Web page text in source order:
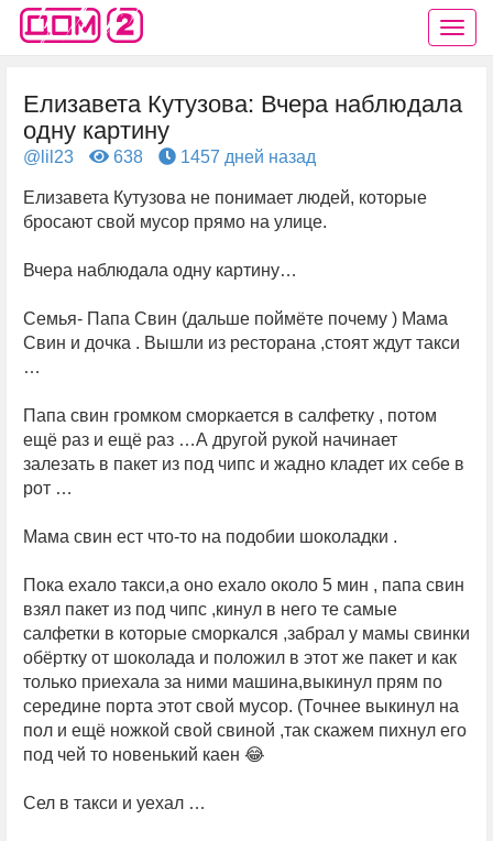
Елизавета Кутузова: Вчера наблюдала
одну картину
@lil23 638 1457 дней назад
Елизавета Кутузова не понимает людей, которые
бросают свой мусор прямо на улице.
Вчера наблюдала одну картину…
Семья- Папа Свин (дальше поймёте почему ) Мама
Свин и дочка . Вышли из ресторана ,стоят ждут такси
…
Папа свин громком сморкается в салфетку , потом
ещё раз и ещё раз …А другой рукой начинает
залезать в пакет из под чипс и жадно кладет их себе в
рот …
Мама свин ест что-то на подобии шоколадки .
Пока ехало такси,а оно ехало около 5 мин , папа свин
взял пакет из под чипс ,кинул в него те самые
салфетки в которые сморкался ,забрал у мамы свинки
обёртку от шоколада и положил в этот же пакет и как
только приехала за ними машина,выкинул прям по
середине порта этот свой мусор. (Точнее выкинул на
пол и ещё ножкой свой свиной ,так скажем пихнул его
под чей то новенький каен 😂
Сел в такси и уехал …